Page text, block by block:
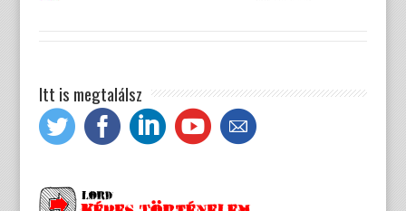
Itt is megtalálsz